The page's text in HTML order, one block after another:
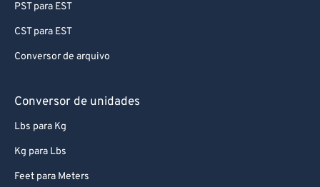
PST para EST
CST para EST
Conversor de arquivo
Conversor de unidades
Lbs para Kg
Kg para Lbs
Feet para Meters